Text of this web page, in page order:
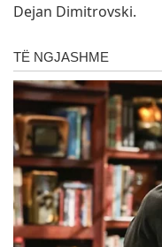
Dejan Dimitrovski.